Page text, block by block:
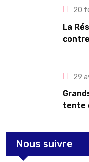
20
La
contre
29
tente
Nous suivre